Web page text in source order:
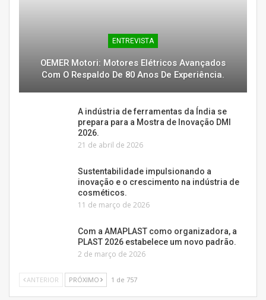
ENTREVISTA
OEMER Motori: Motores Elétricos Avançados
Com O Respaldo De 80 Anos De Experiência.
A indústria de ferramentas da Índia se
prepara para a Mostra de Inovação DMI
2026.
21 de abril de 2026
Sustentabilidade impulsionando a
inovação e o crescimento na indústria de
cosméticos.
11 de março de 2026
Com a AMAPLAST como organizadora, a
PLAST 2026 estabelece um novo padrão.
2 de março de 2026
ANTERIOR PRÓXIMO 1 de 757